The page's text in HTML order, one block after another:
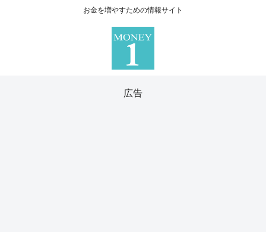
お金を増やすための情報サイト
広告